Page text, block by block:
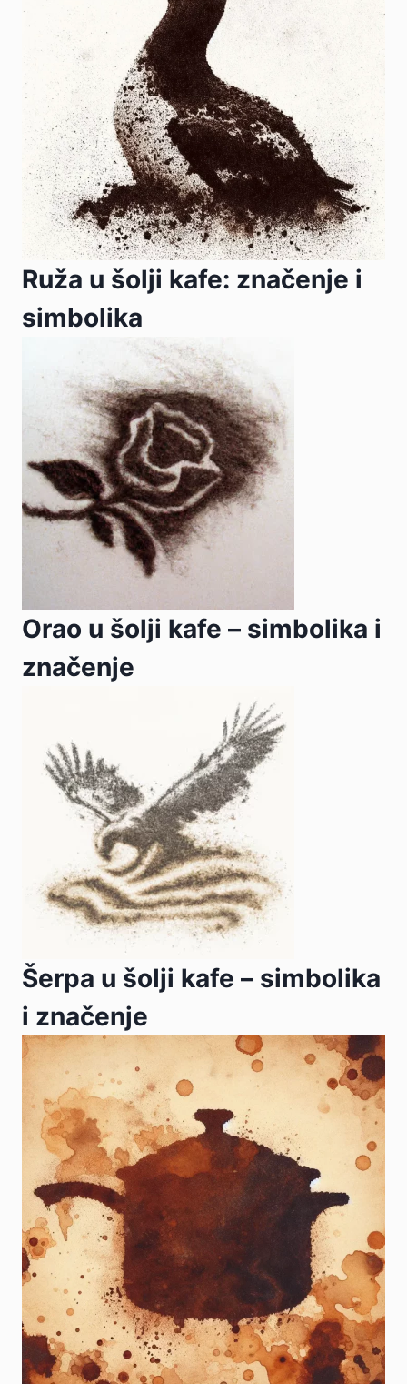
Ruža u šolji kafe: značenje i
simbolika
Orao u šolji kafe – simbolika i
značenje
Šerpa u šolji kafe – simbolika
i značenje